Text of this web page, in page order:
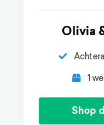
Olivia
1
Shop